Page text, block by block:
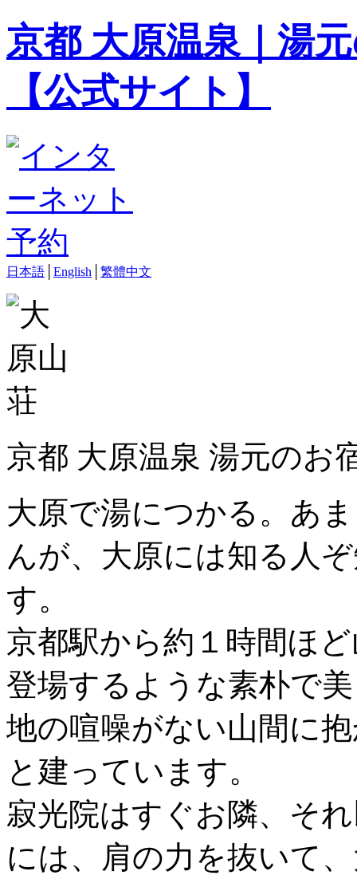
京都 大原温泉｜湯
【公式サイト】
日本語 English 繁體中文
京都 大原温泉 湯元の
大原で湯につかる。あ
んが、大原には知る人
す。
京都駅から約１時間ほ
登場するような素朴で
地の喧噪がない山間に
と建っています。
寂光院はすぐお隣、そ
には、肩の力を抜いて